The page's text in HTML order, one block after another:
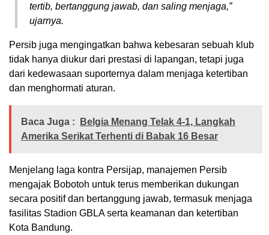
tertib, bertanggung jawab, dan saling menjaga,”
ujarnya.
Persib juga mengingatkan bahwa kebesaran sebuah klub
tidak hanya diukur dari prestasi di lapangan, tetapi juga
dari kedewasaan suporternya dalam menjaga ketertiban
dan menghormati aturan.
Baca Juga :
Belgia Menang Telak 4-1, Langkah
Amerika Serikat Terhenti di Babak 16 Besar
Menjelang laga kontra Persijap, manajemen Persib
mengajak Bobotoh untuk terus memberikan dukungan
secara positif dan bertanggung jawab, termasuk menjaga
fasilitas Stadion GBLA serta keamanan dan ketertiban
Kota Bandung.